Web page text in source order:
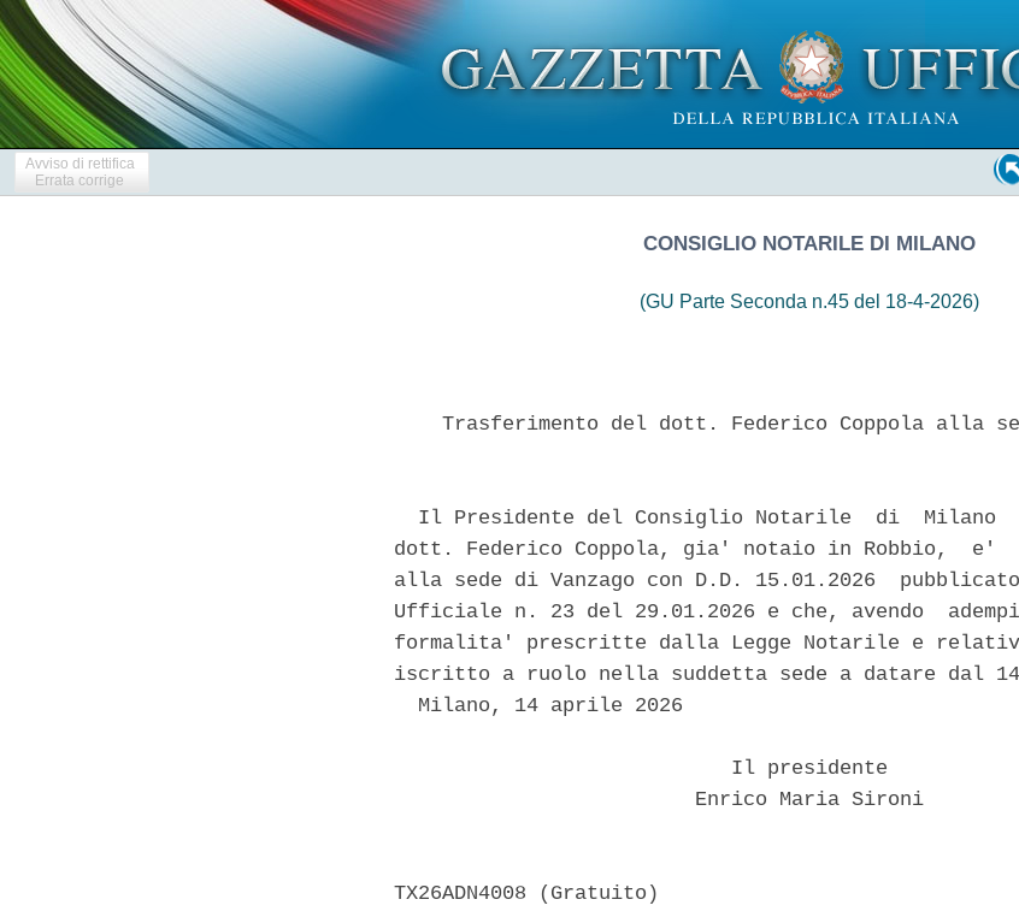
Avviso di rettifica
Errata corrige
CONSIGLIO NOTARILE DI MILANO
(GU Parte Seconda n.45 del 18-4-2026)
Trasferimento del dott. Federico Coppola alla
Il Presidente del Consiglio Notarile  di  Milano
dott. Federico Coppola, gia' notaio in Robbio,
alla sede di Vanzago con D.D. 15.01.2026
Ufficiale n. 23 del 29.01.2026 e che, avendo
formalita' prescritte dalla Legge Notarile e relativo
iscritto a ruolo nella suddetta sede a datare dal
  Milano, 14 aprile 2026
                            Il presidente
                         Enrico Maria Sironi